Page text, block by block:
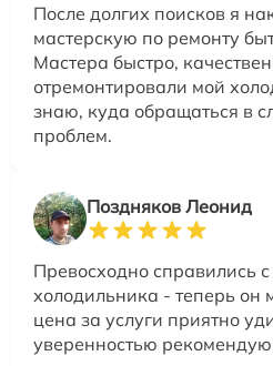
После долгих поисков я
мастерскую по ремонту
Мастера быстро,
отремонтировали мой
знаю, куда обращаться в
проблем.
Поздняков Леонид
Превосходно справились
холодильника - теперь он
цена за услуги приятно
уверенностью